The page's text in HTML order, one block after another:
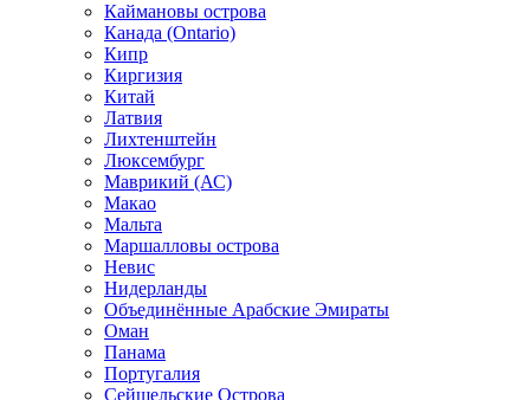
Каймановы острова
Канада (Ontario)
Кипр
Киргизия
Китай
Латвия
Лихтенштейн
Люксембург
Маврикий (АС)
Макао
Мальта
Маршалловы острова
Нeвис
Нидерланды
Объединённые Арабские Эмираты
Оман
Панама
Португалия
Сейшельские Острова